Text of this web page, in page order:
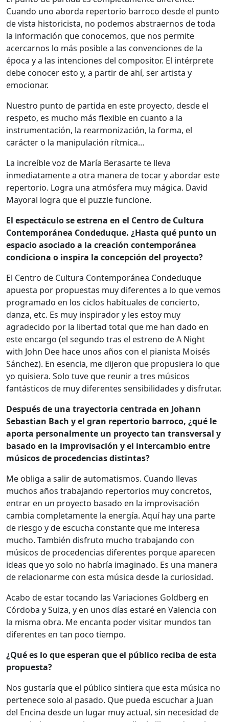
Cuando uno aborda repertorio barroco desde el punto
de vista historicista, no podemos abstraernos de toda
la información que conocemos, que nos permite
acercarnos lo más posible a las convenciones de la
época y a las intenciones del compositor. El intérprete
debe conocer esto y, a partir de ahí, ser artista y
emocionar.
Nuestro punto de partida en este proyecto, desde el
respeto, es mucho más flexible en cuanto a la
instrumentación, la rearmonización, la forma, el
carácter o la manipulación rítmica…
La increíble voz de María Berasarte te lleva
inmediatamente a otra manera de tocar y abordar este
repertorio. Logra una atmósfera muy mágica. David
Mayoral logra que el puzzle funcione.
El espectáculo se estrena en el Centro de Cultura
Contemporánea Condeduque. ¿Hasta qué punto un
espacio asociado a la creación contemporánea
condiciona o inspira la concepción del proyecto?
El Centro de Cultura Contemporánea Condeduque
apuesta por propuestas muy diferentes a lo que vemos
programado en los ciclos habituales de concierto,
danza, etc. Es muy inspirador y les estoy muy
agradecido por la libertad total que me han dado en
este encargo (el segundo tras el estreno de A Night
with John Dee hace unos años con el pianista Moisés
Sánchez). En esencia, me dijeron que propusiera lo que
yo quisiera. Solo tuve que reunir a tres músicos
fantásticos de muy diferentes sensibilidades y disfrutar.
Después de una trayectoria centrada en Johann
Sebastian Bach y el gran repertorio barroco, ¿qué le
aporta personalmente un proyecto tan transversal y
basado en la improvisación y el intercambio entre
músicos de procedencias distintas?
Me obliga a salir de automatismos. Cuando llevas
muchos años trabajando repertorios muy concretos,
entrar en un proyecto basado en la improvisación
cambia completamente la energía. Aquí hay una parte
de riesgo y de escucha constante que me interesa
mucho. También disfruto mucho trabajando con
músicos de procedencias diferentes porque aparecen
ideas que yo solo no habría imaginado. Es una manera
de relacionarme con esta música desde la curiosidad.
Acabo de estar tocando las Variaciones Goldberg en
Córdoba y Suiza, y en unos días estaré en Valencia con
la misma obra. Me encanta poder visitar mundos tan
diferentes en tan poco tiempo.
¿Qué es lo que esperan que el público reciba de esta
propuesta?
Nos gustaría que el público sintiera que esta música no
pertenece solo al pasado. Que pueda escuchar a Juan
del Encina desde un lugar muy actual, sin necesidad de